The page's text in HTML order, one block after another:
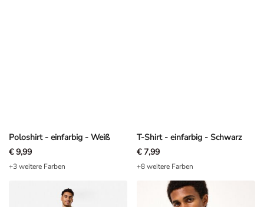
Poloshirt - einfarbig - Weiß
€ 9,99
+3 weitere Farben
T-Shirt - einfarbig - Schwarz
€ 7,99
+8 weitere Farben